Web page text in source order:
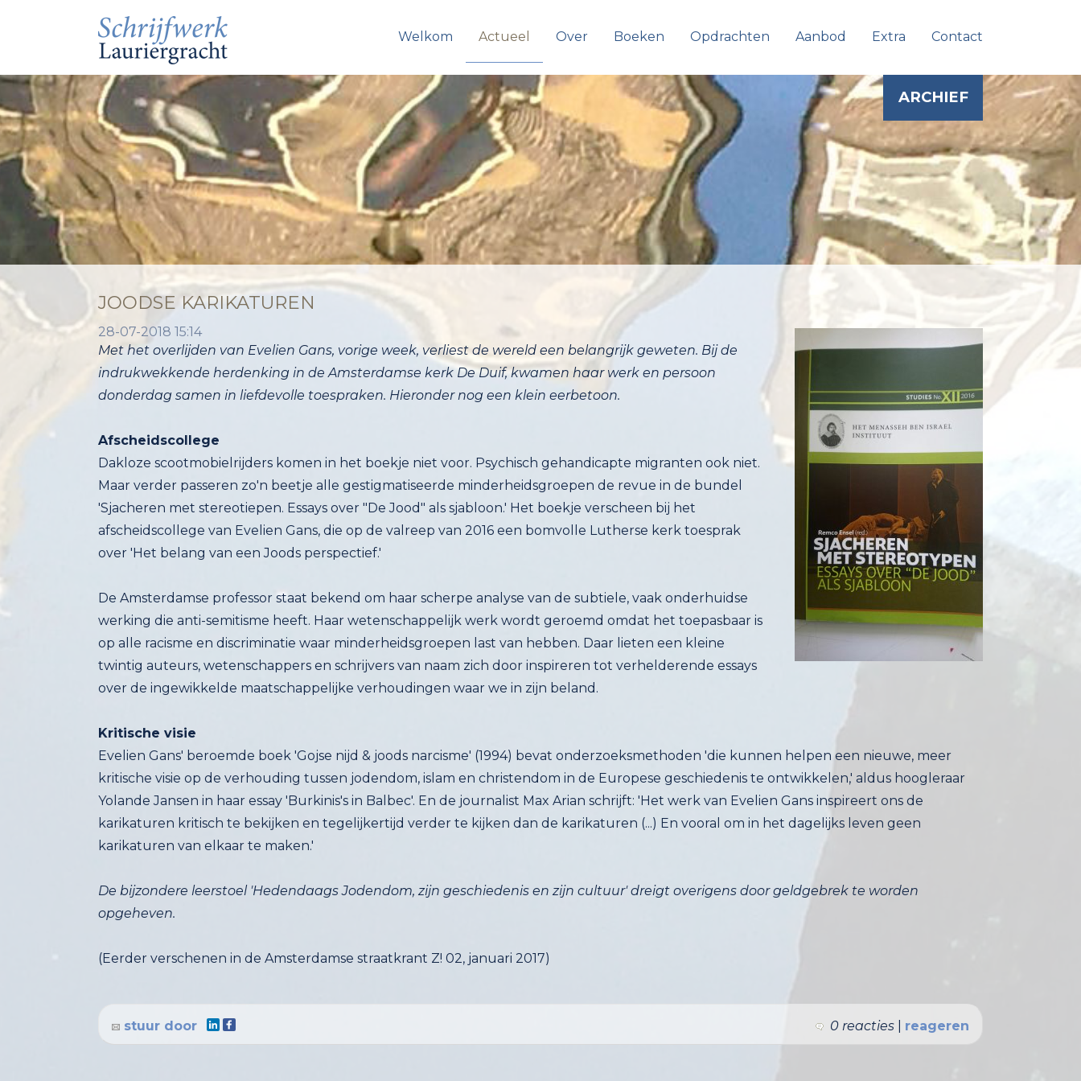
Welkom Actueel Over Boeken Opdrachten Aanbod Extra Contact
ARCHIEF
JOODSE KARIKATUREN
28-07-2018 15:14
Met het overlijden van Evelien Gans, vorige week, verliest de wereld een belangrijk geweten. Bij de
indrukwekkende herdenking in de Amsterdamse kerk De Duif, kwamen haar werk en persoon
donderdag samen in liefdevolle toespraken. Hieronder nog een klein eerbetoon.
Afscheidscollege
Dakloze scootmobielrijders komen in het boekje niet voor. Psychisch gehandicapte migranten ook niet.
Maar verder passeren zo'n beetje alle gestigmatiseerde minderheidsgroepen de revue in de bundel
'Sjacheren met stereotiepen. Essays over "De Jood" als sjabloon.' Het boekje verscheen bij het
afscheidscollege van Evelien Gans, die op de valreep van 2016 een bomvolle Lutherse kerk toesprak
over 'Het belang van een Joods perspectief.'
De Amsterdamse professor staat bekend om haar scherpe analyse van de subtiele, vaak onderhuidse
werking die anti-semitisme heeft. Haar wetenschappelijk werk wordt geroemd omdat het toepasbaar is
op alle racisme en discriminatie waar minderheidsgroepen last van hebben. Daar lieten een kleine
twintig auteurs, wetenschappers en schrijvers van naam zich door inspireren tot verhelderende essays
over de ingewikkelde maatschappelijke verhoudingen waar we in zijn beland.
Kritische visie
Evelien Gans' beroemde boek 'Gojse nijd & joods narcisme' (1994) bevat onderzoeksmethoden 'die kunnen helpen een nieuwe, meer
kritische visie op de verhouding tussen jodendom, islam en christendom in de Europese geschiedenis te ontwikkelen,' aldus hoogleraar
Yolande Jansen in haar essay 'Burkinis's in Balbec'. En de journalist Max Arian schrijft: 'Het werk van Evelien Gans inspireert ons de
karikaturen kritisch te bekijken en tegelijkertijd verder te kijken dan de karikaturen (...) En vooral om in het dagelijks leven geen
karikaturen van elkaar te maken.'
De bijzondere leerstoel 'Hedendaags Jodendom, zijn geschiedenis en zijn cultuur'dreigt overigens door geldgebrek te worden
opgeheven.
(Eerder verschenen in de Amsterdamse straatkrant Z! 02, januari 2017)
0 reacties reageren
stuur door